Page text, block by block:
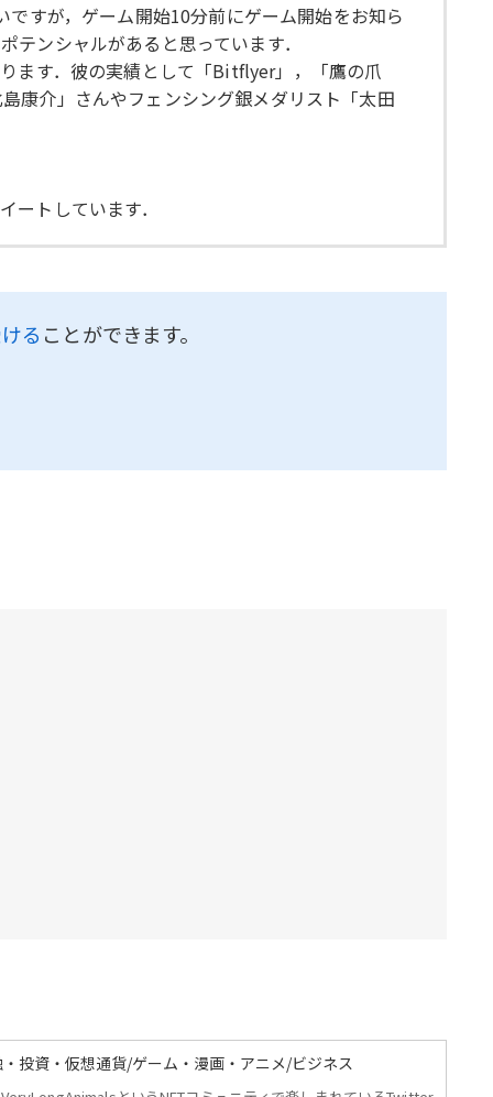
すが，ゲーム開始10分前にゲーム開始をお知ら
ンシャルがあると思っています．
ます．彼の実績として「Bitflyer」，「鷹の爪
康介」さんやフェンシング銀メダリスト「太田
トしています．
る ことができます。
投資・仮想通貨/ゲーム・漫画・アニメ/ビジネス